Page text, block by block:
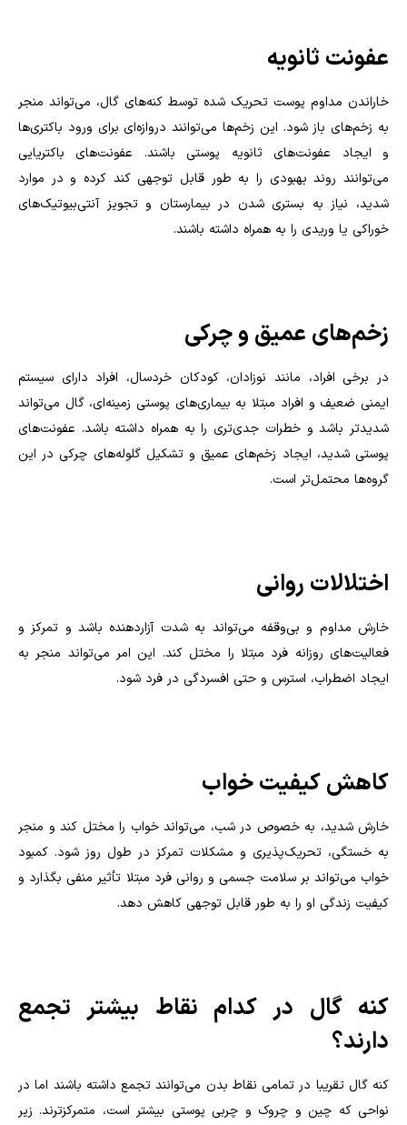
عفونت ثانویه
خاراندن مداوم پوست تحریک شده توسط کنه‌های گال، می‌تواند منجر
به زخم‌های باز شود. این زخم‌ها می‌توانند دروازه‌ای برای ورود باکتری‌ها
و ایجاد عفونت‌های ثانویه پوستی باشند. عفونت‌های باکتریایی
می‌توانند روند بهبودی را به طور قابل توجهی کند کرده و در موارد
شدید، نیاز به بستری شدن در بیمارستان و تجویز آنتی‌بیوتیک‌های
خوراکی یا وریدی را به همراه داشته باشند.
زخم‌های عمیق و چرکی
در برخی افراد، مانند نوزادان، کودکان خردسال، افراد دارای سیستم
ایمنی ضعیف و افراد مبتلا به بیماری‌های پوستی زمینه‌ای، گال می‌تواند
شدیدتر باشد و خطرات جدی‌تری را به همراه داشته باشد. عفونت‌های
پوستی شدید، ایجاد زخم‌های عمیق و تشکیل گلوله‌های چرکی در این
گروه‌ها محتمل‌تر است.
اختلالات روانی
خارش مداوم و بی‌وقفه می‌تواند به شدت آزاردهنده باشد و تمرکز و
فعالیت‌های روزانه فرد مبتلا را مختل کند. این امر می‌تواند منجر به
ایجاد اضطراب، استرس و حتی افسردگی در فرد شود.
کاهش کیفیت خواب
خارش شدید، به خصوص در شب، می‌تواند خواب را مختل کند و منجر
به خستگی، تحریک‌پذیری و مشکلات تمرکز در طول روز شود. کمبود
خواب می‌تواند بر سلامت جسمی و روانی فرد مبتلا تأثیر منفی بگذارد و
کیفیت زندگی او را به طور قابل توجهی کاهش دهد.
کنه گال در کدام نقاط بیشتر تجمع
دارند؟
کنه گال تقریبا در تمامی نقاط بدن می‌توانند تجمع داشته باشند اما در
نواحی که چین و چروک و چربی پوستی بیشتر است، متمرکزترند. زیر